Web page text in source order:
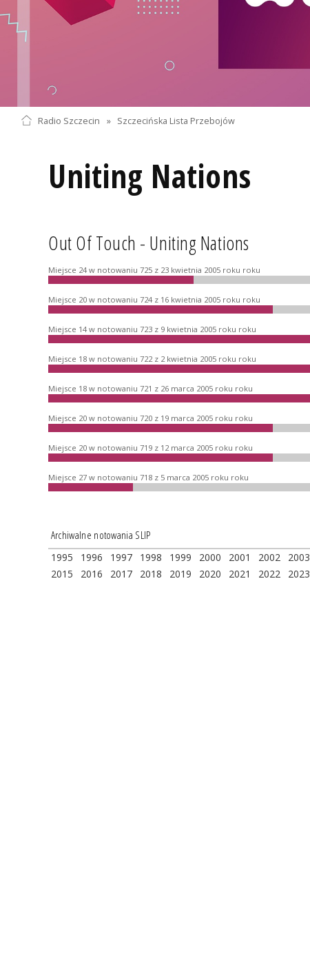
Radio Szczecin » Szczecińska Lista Przebojów
Uniting Nations
Out Of Touch - Uniting Nations
Miejsce 24 w notowaniu 725 z 23 kwietnia 2005 roku roku
Miejsce 20 w notowaniu 724 z 16 kwietnia 2005 roku roku
Miejsce 14 w notowaniu 723 z 9 kwietnia 2005 roku roku
Miejsce 18 w notowaniu 722 z 2 kwietnia 2005 roku roku
Miejsce 18 w notowaniu 721 z 26 marca 2005 roku roku
Miejsce 20 w notowaniu 720 z 19 marca 2005 roku roku
Miejsce 20 w notowaniu 719 z 12 marca 2005 roku roku
Miejsce 27 w notowaniu 718 z 5 marca 2005 roku roku
Archiwalne notowania SLIP
1995 1996 1997 1998 1999 2000 2001 2002 2003
2015
2016 2017 2018 2019 2020 2021 2022 2023